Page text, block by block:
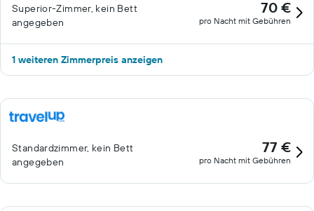
Superior-Zimmer, kein Bett
angegeben
70 €
pro Nacht mit Gebühren
1 weiteren Zimmerpreis anzeigen
Standardzimmer, kein Bett
angegeben
77 €
pro Nacht mit Gebühren